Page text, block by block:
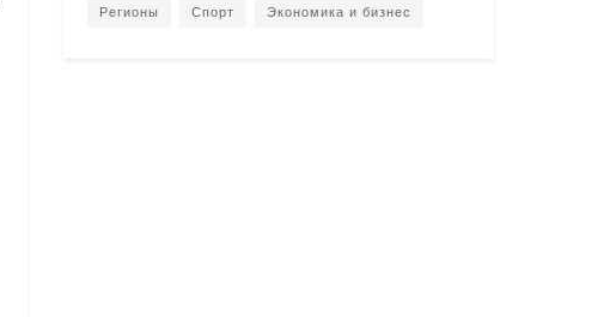
Регионы Спорт Экономика и бизнес